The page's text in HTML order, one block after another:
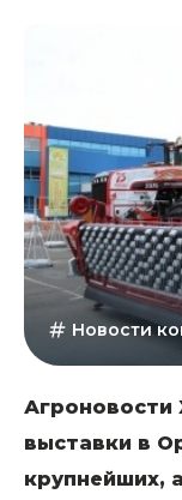
Новости
Агроновости
выставки в
крупнейших,